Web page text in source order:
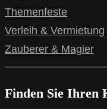
Themenfeste
Verleih & Vermietung
Zauberer & Magier
Finden Sie Ihren